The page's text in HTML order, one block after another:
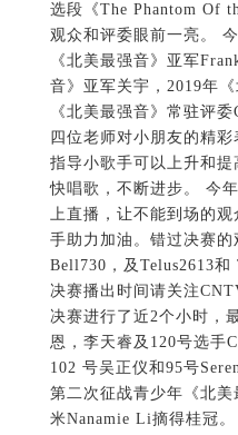
选段《The Phantom Of
观众和评委眼前一亮。
《北美最强音》亚军
音》亚军关宇，2019年
《北美最强音》常驻评
四位老师对小朋友的精
指导小歌手可以上升和
快唱歌，不断进步。 今
上直播，让不能到场的
手助力加油。错过决赛的
Bell730，及Telus2613和
决赛播出时间请关注
决赛进行了近2个小时，
恩，李天睿及120号选手
102 号吴正仪和95号
第二次征战青少年《北
米Nanamie Li摘得桂冠